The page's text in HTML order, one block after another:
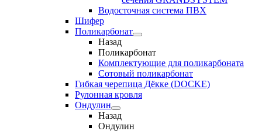
Водосточная система ПВХ
Шифер
Поликарбонат
Назад
Поликарбонат
Комплектующие для поликарбоната
Сотовый поликарбонат
Гибкая черепица Дёкке (DOCKE)
Рулонная кровля
Ондулин
Назад
Ондулин